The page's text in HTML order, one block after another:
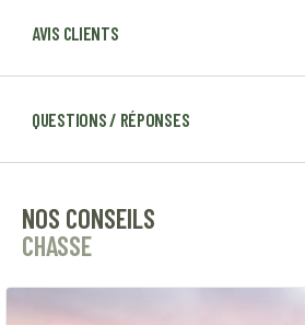
AVIS CLIENTS
QUESTIONS / RÉPONSES
NOS CONSEILS
CHASSE